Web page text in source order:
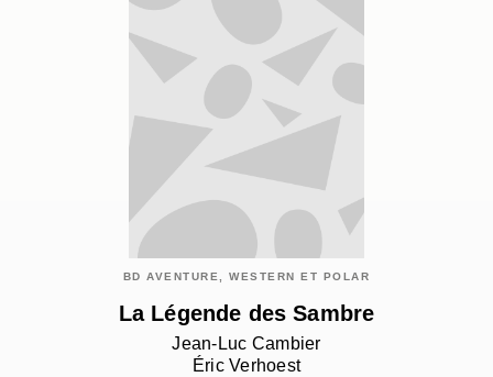
BD AVENTURE, WESTERN ET POLAR
La Légende des Sambre
Jean-Luc Cambier
Éric Verhoest